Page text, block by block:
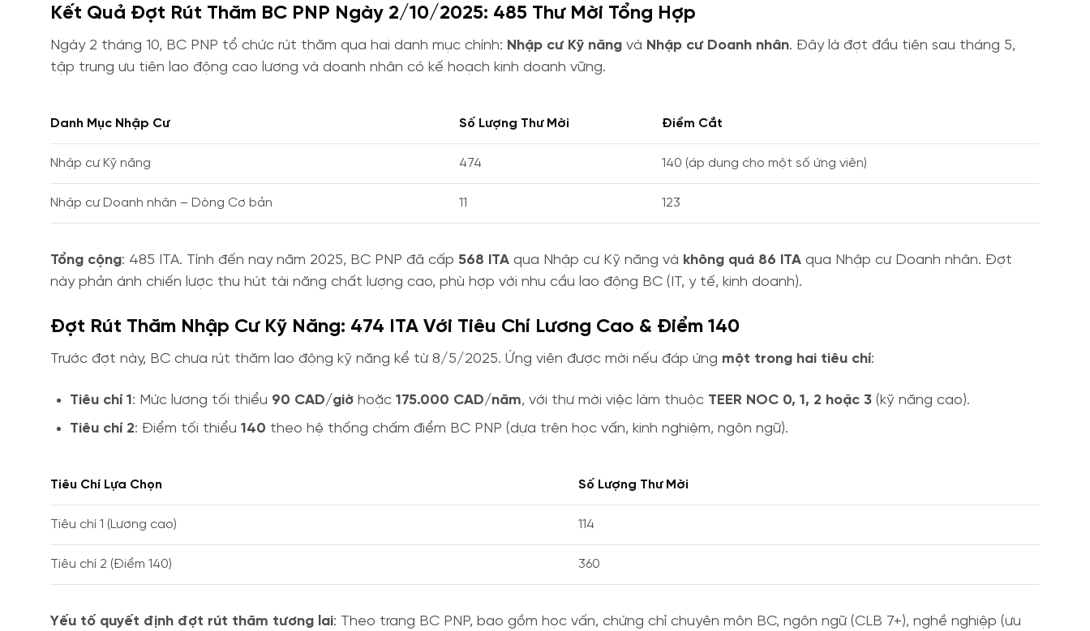
Kết Quả Đợt Rút Thăm BC PNP Ngày 2/10/2025: 485 Thư Mời Tổng Hợp
Ngày 2 tháng 10, BC PNP tổ chức rút thăm qua hai danh mục chính: Nhập cư Kỹ năng và Nhập cư Doanh nhân. Đây là đợt đầu tiên sau tháng 5,
tập trung ưu tiên lao động cao lương và doanh nhân có kế hoạch kinh doanh vững.
Danh Mục Nhập Cư Số Lượng Thư Mời Điểm Cắt
Nhập cư Kỹ năng 474 140 (áp dụng cho một số ứng viên)
Nhập cư Doanh nhân – Dòng Cơ bản 11 123
Tổng cộng: 485 ITA. Tính đến nay năm 2025, BC PNP đã cấp 568 ITA qua Nhập cư Kỹ năng và không quá 86 ITA qua Nhập cư Doanh nhân. Đợt
này phản ánh chiến lược thu hút tài năng chất lượng cao, phù hợp với nhu cầu lao động BC (IT, y tế, kinh doanh).
Đợt Rút Thăm Nhập Cư Kỹ Năng: 474 ITA Với Tiêu Chí Lương Cao & Điểm 140
Trước đợt này, BC chưa rút thăm lao động kỹ năng kể từ 8/5/2025. Ứng viên được mời nếu đáp ứng một trong hai tiêu chí:
Tiêu chí 1: Mức lương tối thiểu 90 CAD/giờ hoặc 175.000 CAD/năm, với thư mời việc làm thuộc TEER NOC 0, 1, 2 hoặc 3 (kỹ năng cao).
Tiêu chí 2: Điểm tối thiểu 140 theo hệ thống chấm điểm BC PNP (dựa trên học vấn, kinh nghiệm, ngôn ngữ).
Tiêu Chí Lựa Chọn Số Lượng Thư Mời
Tiêu chí 1 (Lương cao) 114
Tiêu chí 2 (Điểm 140) 360
Yếu tố quyết định đợt rút thăm tương lai: Theo trang BC PNP, bao gồm học vấn, chứng chỉ chuyên môn BC, ngôn ngữ (CLB 7+), nghề nghiệp (ưu